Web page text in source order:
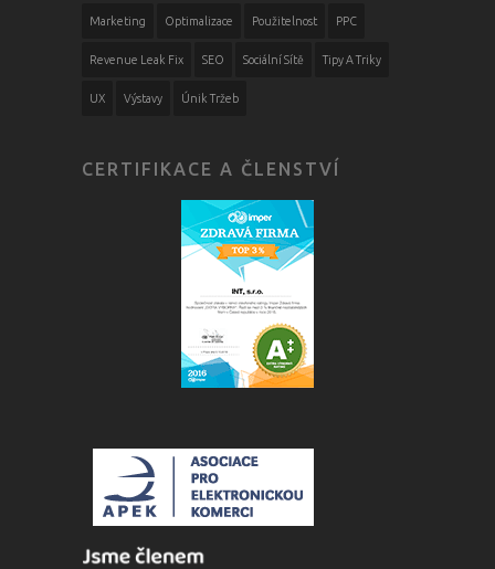
Marketing Optimalizace Použitelnost PPC
Revenue Leak Fix SEO Sociální Sítě Tipy A Triky
UX Výstavy Únik Tržeb
CERTIFIKACE A ČLENSTVÍ